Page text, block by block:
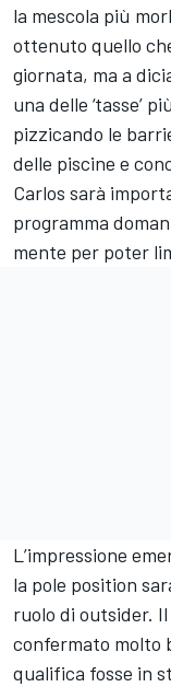
la mescola più
ottenuto quello
giornata, ma a
una delle ‘tasse’
pizzicando le
delle piscine e
Carlos sarà
programma
mente per poter
L’impressione
la pole position
ruolo di outsider. Il
confermato molto
qualifica fosse in